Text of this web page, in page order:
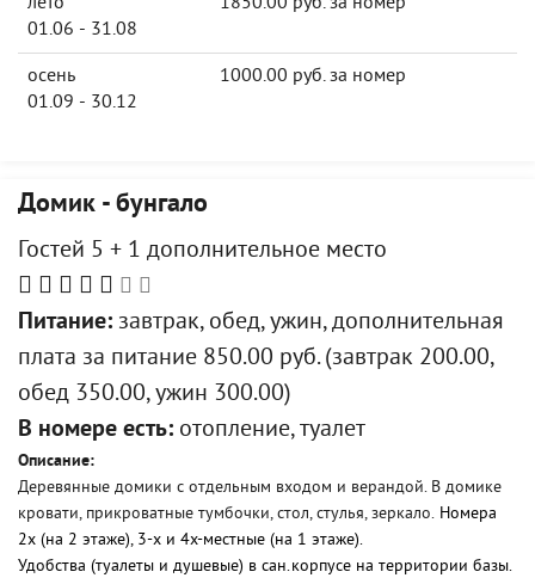
01.06 - 31.08
осень
01.09 - 30.12
1000.00 руб. за номер
Домик - бунгало
Гостей 5 + 1 дополнительное место
Питание: завтрак, обед, ужин, дополнительная
плата за питание 850.00 руб. (завтрак 200.00,
обед 350.00, ужин 300.00)
В номере есть: отопление, туалет
Описание:
Деревянные домики с отдельным входом и верандой. В домике
кровати, прикроватные тумбочки, стол, стулья, зеркало. Номера
2х (на 2 этаже), 3-х и 4х-местные (на 1 этаже).
Удобства (туалеты и душевые) в сан.корпусе на территории базы.